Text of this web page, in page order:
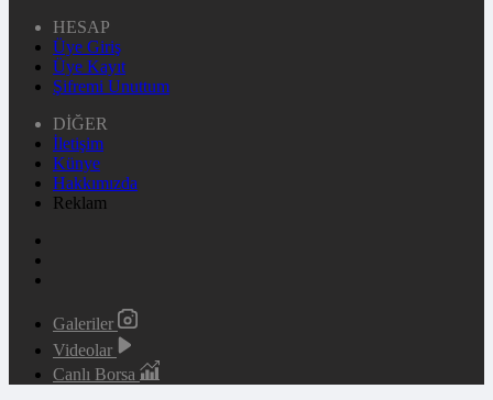
HESAP
Üye Giriş
Üye Kayıt
Şifremi Unuttum
DİĞER
İletişim
Künye
Hakkımızda
Reklam
Galeriler
Videolar
Canlı Borsa